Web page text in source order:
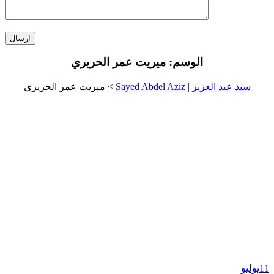
الوسم: ميريت عمر الحريري
سيد عبد العزيز | Sayed Abdel Aziz > ميريت عمر الحريري
11يوليو